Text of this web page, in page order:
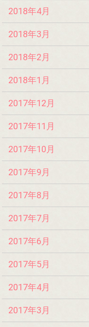
2018年4月
2018年3月
2018年2月
2018年1月
2017年12月
2017年11月
2017年10月
2017年9月
2017年8月
2017年7月
2017年6月
2017年5月
2017年4月
2017年3月